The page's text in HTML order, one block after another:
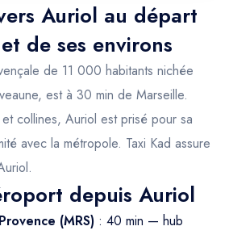
Auriol au départ
de ses environs
de 11 000 habitants nichée
est à 30 min de Marseille.
collines, Auriol est prisé pour sa
avec la métropole. Taxi Kad assure
depuis Auriol
(MRS) : 40 min — hub